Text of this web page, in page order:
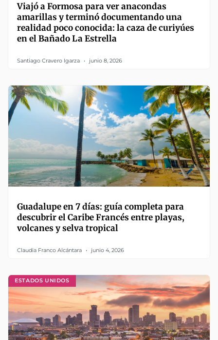
Viajó a Formosa para ver anacondas
amarillas y terminó documentando una
realidad poco conocida: la caza de curiyúes
en el Bañado La Estrella
Santiago Cravero Igarza junio 8, 2026
Guadalupe en 7 días: guía completa para
descubrir el Caribe Francés entre playas,
volcanes y selva tropical
Claudia Franco Alcántara junio 4, 2026
ESTADOS UNIDOS